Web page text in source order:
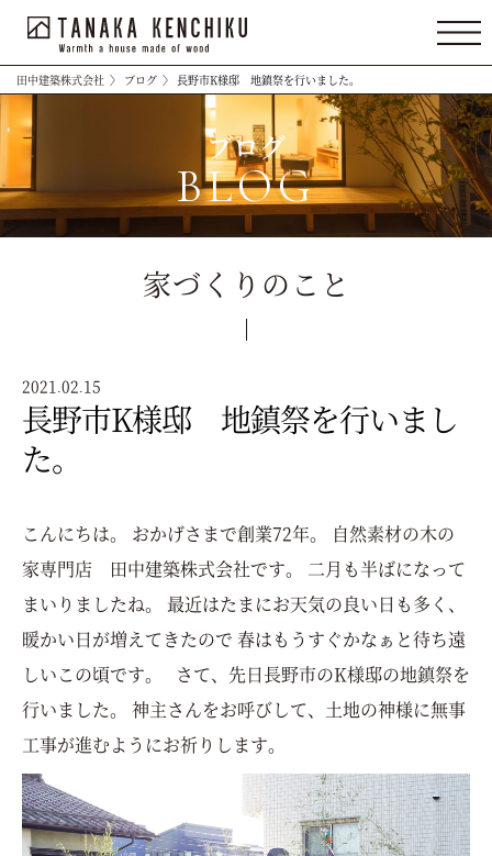
田中建築株式会社 〉 ブログ 〉 長野市K様邸 地鎮祭を行いました。
ブログ
BLOG
家づくりのこと
2021.02.15
長野市K様邸 地鎮祭を行いまし
た。
こんにちは。 おかげさまで創業72年。 自然素材の木の
家専門店 田中建築株式会社です。 二月も半ばになって
まいりましたね。 最近はたまにお天気の良い日も多く、
暖かい日が増えてきたので 春はもうすぐかなぁと待ち遠
しいこの頃です。 さて、先日長野市のK様邸の地鎮祭を
行いました。 神主さんをお呼びして、土地の神様に無事
工事が進むようにお祈りします。